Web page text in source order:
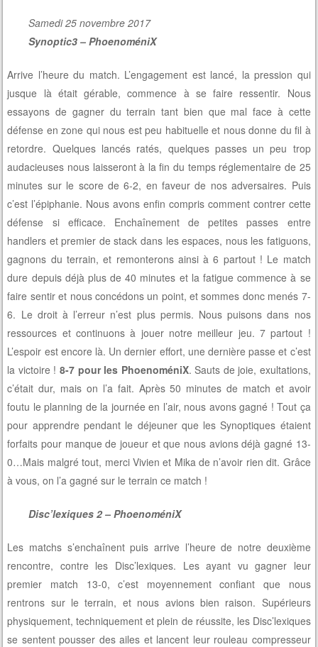
Samedi 25 novembre 2017
Synoptic3 – PhoenoméniX
Arrive l’heure du match. L’engagement est lancé, la pression qui
jusque là était gérable, commence à se faire ressentir. Nous
essayons de gagner du terrain tant bien que mal face à cette
défense en zone qui nous est peu habituelle et nous donne du fil à
retordre. Quelques lancés ratés, quelques passes un peu trop
audacieuses nous laisseront à la fin du temps réglementaire de 25
minutes sur le score de 6-2, en faveur de nos adversaires. Puis
c’est l’épiphanie. Nous avons enfin compris comment contrer cette
défense si efficace. Enchaînement de petites passes entre
handlers et premier de stack dans les espaces, nous les fatiguons,
gagnons du terrain, et remonterons ainsi à 6 partout ! Le match
dure depuis déjà plus de 40 minutes et la fatigue commence à se
faire sentir et nous concédons un point, et sommes donc menés 7-
6. Le droit à l’erreur n’est plus permis. Nous puisons dans nos
ressources et continuons à jouer notre meilleur jeu. 7 partout !
L’espoir est encore là. Un dernier effort, une dernière passe et c’est
la victoire ! 8-7 pour les PhoenoméniX. Sauts de joie, exultations,
c’était dur, mais on l’a fait. Après 50 minutes de match et avoir
foutu le planning de la journée en l’air, nous avons gagné ! Tout ça
pour apprendre pendant le déjeuner que les Synoptiques étaient
forfaits pour manque de joueur et que nous avions déjà gagné 13-
0…Mais malgré tout, merci Vivien et Mika de n’avoir rien dit. Grâce
à vous, on l’a gagné sur le terrain ce match !
Disc’lexiques 2 – PhoenoméniX
Les matchs s’enchaînent puis arrive l’heure de notre deuxième
rencontre, contre les Disc’lexiques. Les ayant vu gagner leur
premier match 13-0, c’est moyennement confiant que nous
rentrons sur le terrain, et nous avions bien raison. Supérieurs
physiquement, techniquement et plein de réussite, les Disc’lexiques
se sentent pousser des ailes et lancent leur rouleau compresseur